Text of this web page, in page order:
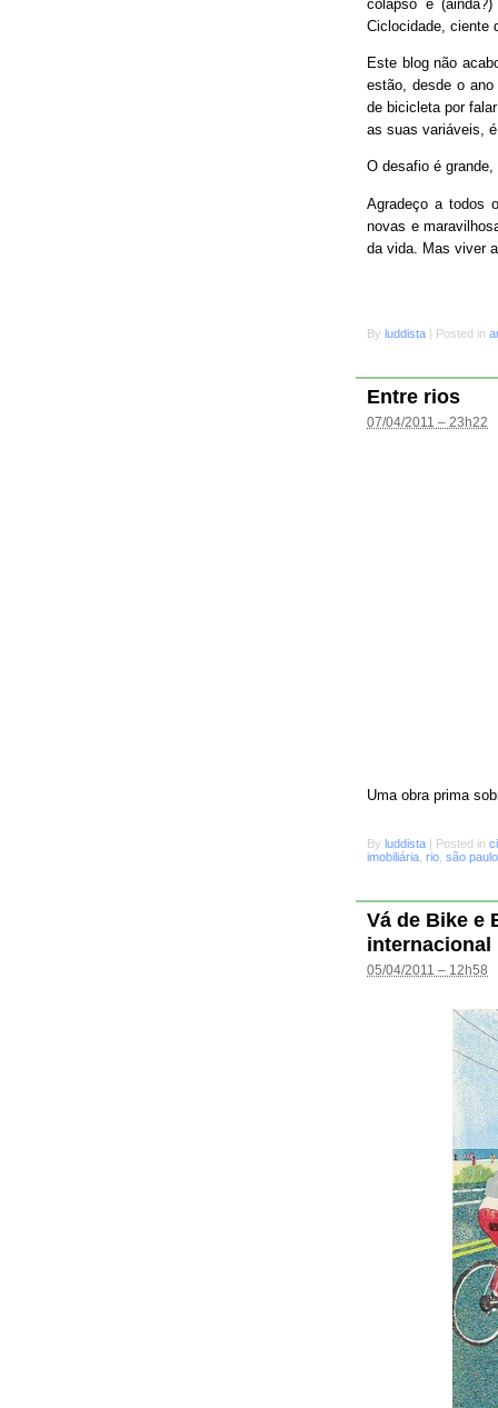
colapso e
Ciclocidade, ciente
Este blog não
estão, desde o ano
de bicicleta por
as suas variáveis,
O desafio é
Agradeço a todos
novas e
da vida. Mas viver
By luddista | Posted in
Entre rios
07/04/2011 – 23h22
Uma obra prima
By luddista | Posted in
imobiliária rio são paulo
Vá de Bike e
internacional
05/04/2011 – 12h58